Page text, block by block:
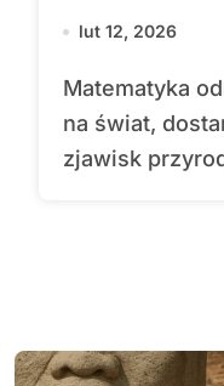
lut 12, 2026
Matematyka odmienia nasze spojrzenie
na świat,
zjawisk